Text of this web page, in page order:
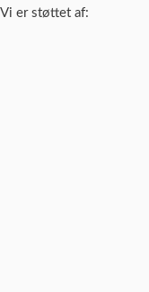
Vi er støttet af: